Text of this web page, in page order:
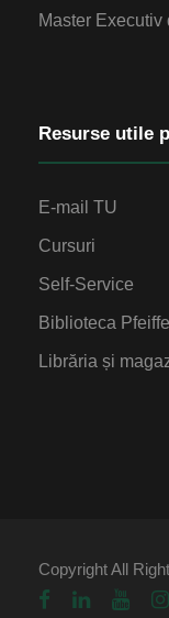
Master
Resurse utile
E-mail TU
Cursuri
Self-Service
Biblioteca
Librăria și
Copyright All